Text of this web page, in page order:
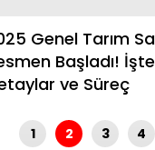
Kızılcık
Genel Tarım
Başladı! İşte
ve Süreç
1 2 3 4